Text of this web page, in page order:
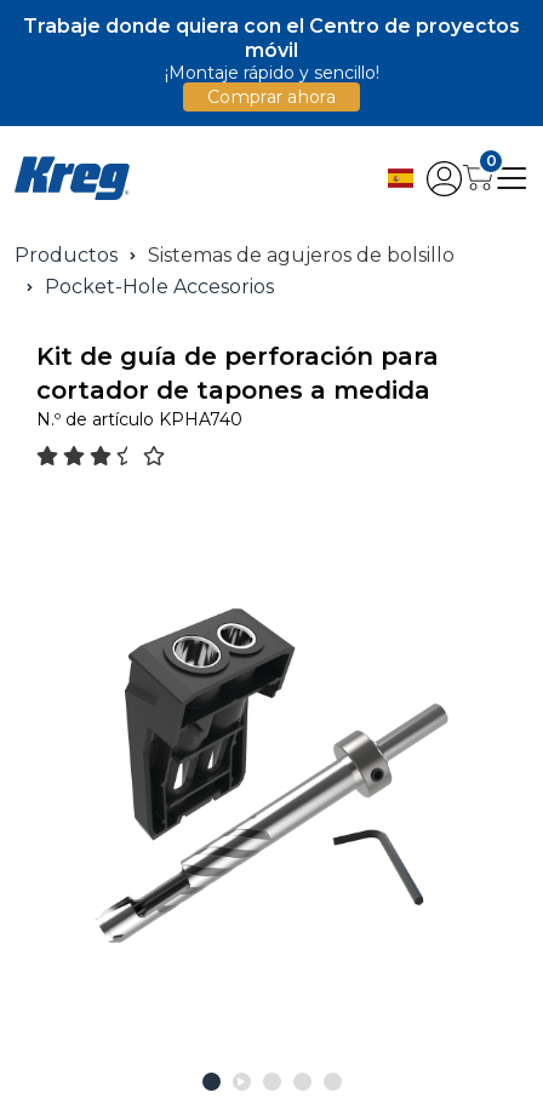
Trabaje donde quiera con el Centro de proyectos
móvil
¡Montaje rápido y sencillo!
Comprar ahora
0
Productos
Sistemas de agujeros de bolsillo
Pocket-Hole Accesorios
Kit de guía de perforación para
cortador de tapones a medida
N.º de artículo KPHA740